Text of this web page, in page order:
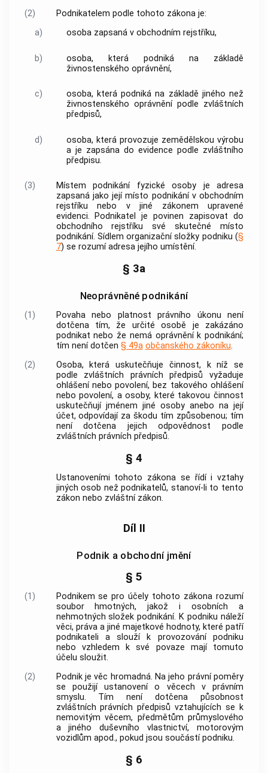
(2)
Podnikatelem podle tohoto zákona je:
a)
osoba zapsaná v obchodním rejstříku,
b)
osoba, která podniká na základě
živnostenského oprávnění,
c)
osoba, která podniká na základě jiného než
živnostenského oprávnění podle zvláštních
předpisů,
d)
osoba, která provozuje zemědělskou výrobu
a je zapsána do evidence podle zvláštního
předpisu.
(3) Místem podnikánífyzické osoby je adresa
zapsaná jako její místo podnikánív obchodním
rejstříku nebo v jiné zákonem upravené
evidenci. Podnikatel je povinen zapisovat do
obchodního rejstříku své skutečné místo
podnikání. Sídlem organizační složky podniku (§
7) se rozumí adresa jejího umístění.
§ 3a
Neoprávněné podnikání
(1)
Povaha nebo platnost právního úkonu není
dotčena tím, že určité osobě je zakázáno
podnikat nebo že nemá oprávnění k podnikání;
tím není dotčen § 49a občanského zákoníku.
(2)
Osoba, která uskutečňuje činnost, k níž se
podle zvláštních právních předpisů vyžaduje
ohlášení nebo povolení, bez takového ohlášení
nebo povolení, a osoby, které takovou činnost
uskutečňují jménem jiné osoby anebo na její
účet, odpovídají za škodu tím způsobenou; tím
není dotčena jejich odpovědnost podle
zvláštních právních předpisů.
§ 4
Ustanoveními tohoto zákona se řídí i vztahy
jiných osob než podnikatelů, stanoví-li to tento
zákon nebo zvláštní zákon.
Díl II
Podnik a obchodní jmění
§ 5
(1) Podnikem se pro účely tohoto zákona rozumí
soubor hmotných, jakož i osobních a
nehmotných složekpodnikání. Kpodniku náleží
věci, práva a jiné majetkové hodnoty, které patří
podnikateli a slouží k provozování podniku
nebo vzhledem k své povaze mají tomuto
účelu sloužit.
(2)
Podnikje věc hromadná. Na jeho právní poměry
se použijí ustanovení o věcech v právním
smyslu. Tím není dotčena působnost
zvláštních právních předpisů vztahujících se k
nemovitým věcem, předmětům průmyslového
a jiného duševního vlastnictví, motorovým
vozidlům apod., pokud jsou součástípodniku.
§ 6